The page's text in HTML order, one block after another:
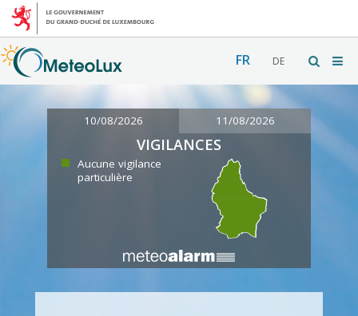
FR DE
10/08/2026 11/08/2026
VIGILANCES
Aucune vigilance
particulière